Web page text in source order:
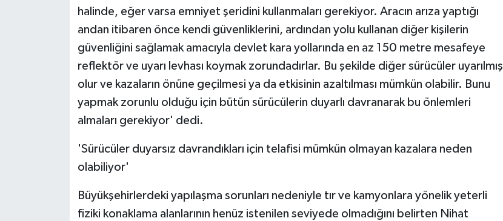
halinde, eğer varsa emniyet şeridini kullanmaları gerekiyor. Aracın arıza yaptığı
andan itibaren önce kendi güvenliklerini, ardından yolu kullanan diğer kişilerin
güvenliğini sağlamak amacıyla devlet kara yollarında en az 150 metre mesafeye
reflektör ve uyarı levhası koymak zorundadırlar. Bu şekilde diğer sürücüler uyarılmış
olur ve kazaların önüne geçilmesi ya da etkisinin azaltılması mümkün olabilir. Bunu
yapmak zorunlu olduğu için bütün sürücülerin duyarlı davranarak bu önlemleri
almaları gerekiyor' dedi.
'Sürücüler duyarsız davrandıkları için telafisi mümkün olmayan kazalara neden
olabiliyor'
Büyükşehirlerdeki yapılaşma sorunları nedeniyle tır ve kamyonlara yönelik yeterli
fiziki konaklama alanlarının henüz istenilen seviyede olmadığını belirten Nihat